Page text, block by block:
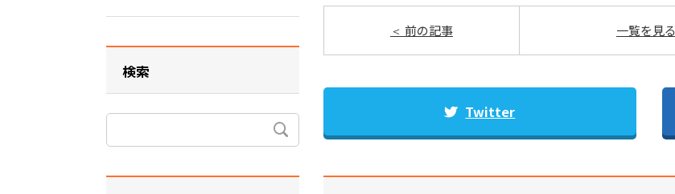
前の記事 一覧を見る
Twitter
検索